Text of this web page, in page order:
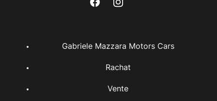
Gabriele Mazzara Motors Cars
Rachat
Vente